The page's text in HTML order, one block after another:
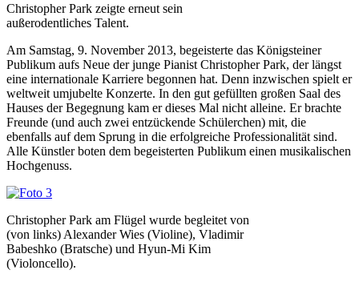
Christopher Park zeigte erneut sein
außerodentliches Talent.
Am Samstag, 9. November 2013, begeisterte das Königsteiner
Publikum aufs Neue der junge Pianist Christopher Park, der längst
eine internationale Karriere begonnen hat. Denn inzwischen spielt er
weltweit umjubelte Konzerte. In den gut gefüllten großen Saal des
Hauses der Begegnung kam er dieses Mal nicht alleine. Er brachte
Freunde (und auch zwei entzückende Schülerchen) mit, die
ebenfalls auf dem Sprung in die erfolgreiche Professionalität sind.
Alle Künstler boten dem begeisterten Publikum einen musikalischen
Hochgenuss.
Christopher Park am Flügel wurde begleitet von
(von links) Alexander Wies (Violine), Vladimir
Babeshko (Bratsche) und Hyun-Mi Kim
(Violoncello).